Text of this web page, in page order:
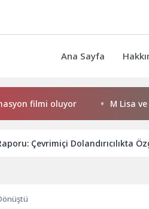
Ana Sayfa
filmi oluyor M Lisa ve
Çevrimiçi Dolandırıcılıkta